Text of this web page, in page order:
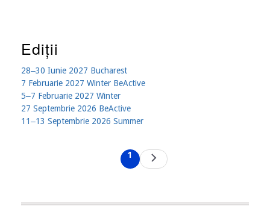
Ediții
28‒30 Iunie 2027 Bucharest
7 Februarie 2027 Winter BeActive
5‒7 Februarie 2027 Winter
27 Septembrie 2026 BeActive
11‒13 Septembrie 2026 Summer
Current
page
1
Next
page